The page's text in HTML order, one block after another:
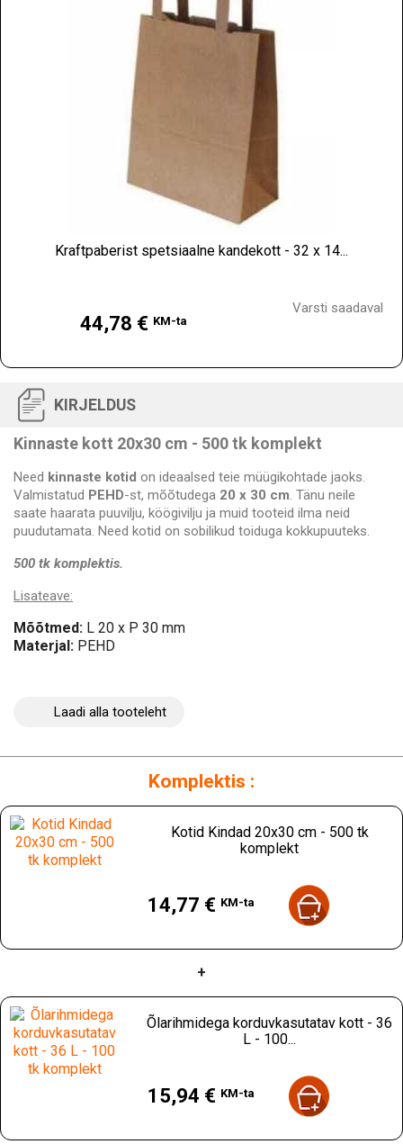
Kraftpaberist spetsiaalne kandekott - 32 x 14...
44,78 € KM-ta
Varsti saadaval
KIRJELDUS
Kinnaste kott 20x30 cm - 500 tk komplekt
Need kinnaste kotid on ideaalsed teie müügikohtade jaoks.
Valmistatud PEHD-st, mõõtudega 20 x 30 cm. Tänu neile
saate haarata puuvilju, köögivilju ja muid tooteid ilma neid
puudutamata. Need kotid on sobilikud toiduga kokkupuuteks.
500 tk komplektis.
Lisateave:
Mõõtmed: L 20 x P 30 mm
Materjal: PEHD
Laadi alla tooteleht
Komplektis :
Kotid Kindad 20x30 cm - 500 tk
komplekt
14,77 € KM-ta
+
Õlarihmidega korduvkasutatav kott - 36
L - 100...
15,94 € KM-ta